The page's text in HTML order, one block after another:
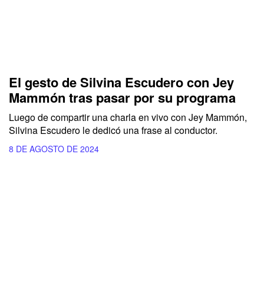
El gesto de Silvina Escudero con Jey
Mammón tras pasar por su programa
Luego de compartir una charla en vivo con Jey Mammón,
Silvina Escudero le dedicó una frase al conductor.
8 DE AGOSTO DE 2024